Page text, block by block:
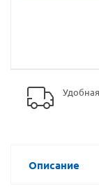
Описание